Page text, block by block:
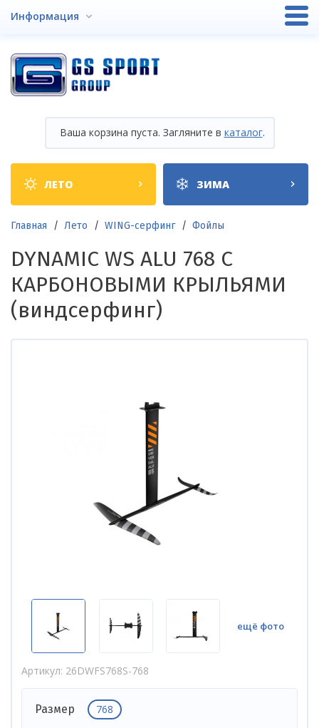
Информация
Ваша корзина пуста. Загляните в каталог.
Shop
categories
ЛЕТО ЗИМА
Строка
навигации
Главная Лето WING-серфинг Фойлы
DYNAMIC WS ALU 768 С
КАРБОНОВЫМИ КРЫЛЬЯМИ
(виндсерфинг)
Артикул 26DWFS768S-768
Размер 768